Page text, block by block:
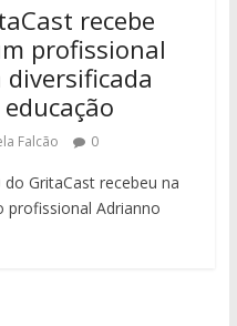
recebe
profissional
Falcão 0
GritaCast recebeu na
profissional Adrianno